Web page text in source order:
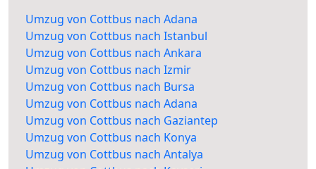
Umzug von Cottbus nach Adana
Umzug von Cottbus nach Istanbul
Umzug von Cottbus nach Ankara
Umzug von Cottbus nach Izmir
Umzug von Cottbus nach Bursa
Umzug von Cottbus nach Adana
Umzug von Cottbus nach Gaziantep
Umzug von Cottbus nach Konya
Umzug von Cottbus nach Antalya